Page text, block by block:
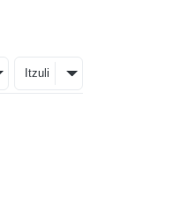
Itzuli